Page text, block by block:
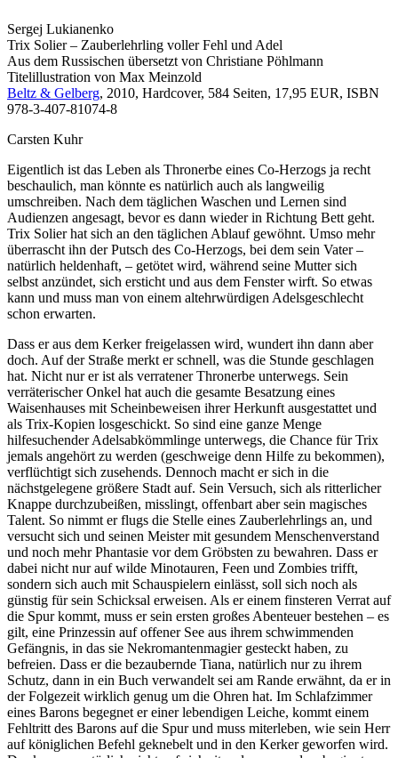
Sergej Lukianenko
Trix Solier – Zauberlehrling voller Fehl und Adel
Aus dem Russischen übersetzt von Christiane Pöhlmann
Titelillustration von Max Meinzold
Beltz & Gelberg, 2010, Hardcover, 584 Seiten, 17,95 EUR, ISBN
978-3-407-81074-8
Carsten Kuhr
Eigentlich ist das Leben als Thronerbe eines Co-Herzogs ja recht
beschaulich, man könnte es natürlich auch als langweilig
umschreiben. Nach dem täglichen Waschen und Lernen sind
Audienzen angesagt, bevor es dann wieder in Richtung Bett geht.
Trix Solier hat sich an den täglichen Ablauf gewöhnt. Umso mehr
überrascht ihn der Putsch des Co-Herzogs, bei dem sein Vater –
natürlich heldenhaft, – getötet wird, während seine Mutter sich
selbst anzündet, sich ersticht und aus dem Fenster wirft. So etwas
kann und muss man von einem altehrwürdigen Adelsgeschlecht
schon erwarten.
Dass er aus dem Kerker freigelassen wird, wundert ihn dann aber
doch. Auf der Straße merkt er schnell, was die Stunde geschlagen
hat. Nicht nur er ist als verratener Thronerbe unterwegs. Sein
verräterischer Onkel hat auch die gesamte Besatzung eines
Waisenhauses mit Scheinbeweisen ihrer Herkunft ausgestattet und
als Trix-Kopien losgeschickt. So sind eine ganze Menge
hilfesuchender Adelsabkömmlinge unterwegs, die Chance für Trix
jemals angehört zu werden (geschweige denn Hilfe zu bekommen),
verflüchtigt sich zusehends. Dennoch macht er sich in die
nächstgelegene größere Stadt auf. Sein Versuch, sich als ritterlicher
Knappe durchzubeißen, misslingt, offenbart aber sein magisches
Talent. So nimmt er flugs die Stelle eines Zauberlehrlings an, und
versucht sich und seinen Meister mit gesundem Menschenverstand
und noch mehr Phantasie vor dem Gröbsten zu bewahren. Dass er
dabei nicht nur auf wilde Minotauren, Feen und Zombies trifft,
sondern sich auch mit Schauspielern einlässt, soll sich noch als
günstig für sein Schicksal erweisen. Als er einem finsteren Verrat auf
die Spur kommt, muss er sein ersten großes Abenteuer bestehen – es
gilt, eine Prinzessin auf offener See aus ihrem schwimmenden
Gefängnis, in das sie Nekromantenmagier gesteckt haben, zu
befreien. Dass er die bezaubernde Tiana, natürlich nur zu ihrem
Schutz, dann in ein Buch verwandelt sei am Rande erwähnt, da er in
der Folgezeit wirklich genug um die Ohren hat. Im Schlafzimmer
eines Barons begegnet er einer lebendigen Leiche, kommt einem
Fehltritt des Barons auf die Spur und muss miterleben, wie sein Herr
auf königlichen Befehl geknebelt und in den Kerker geworfen wird.